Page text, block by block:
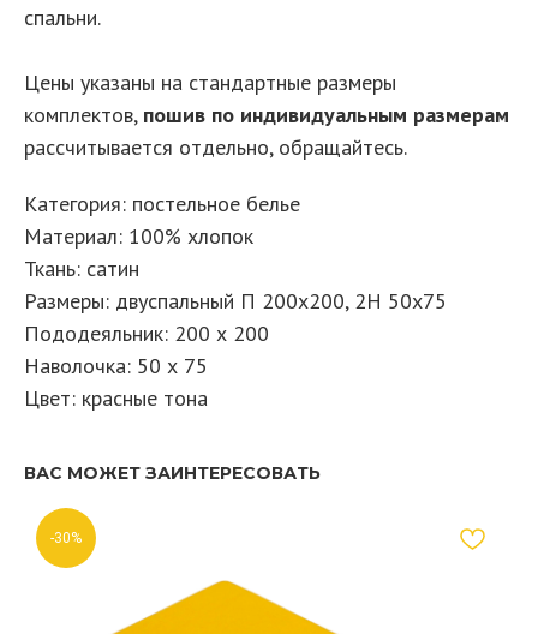
спальни.
Цены указаны на стандартные размеры
комплектов, пошив по индивидуальным размерам
рассчитывается отдельно, обращайтесь.
Категория: постельное белье
Материал: 100% хлопок
Ткань: сатин
Размеры: двуспальный П 200х200, 2Н 50х75
Пододеяльник: 200 х 200
Наволочка: 50 х 75
Цвет: красные тона
ВАС МОЖЕТ ЗАИНТЕРЕСОВАТЬ
-30%